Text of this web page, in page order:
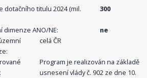
dotačního titulu 2024 (mil.
300
dimenze ANO/NE:
ne
celá ČR
Program je realizován na základě
usnesení vlády č. 902 ze dne 10.